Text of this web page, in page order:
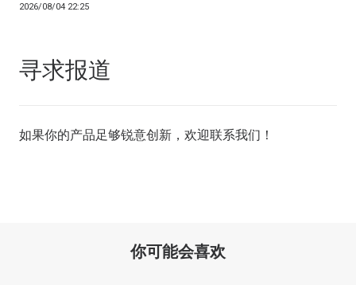
2026/08/04 22:25
寻求报道
如果你的产品足够锐意创新，欢迎联系我们 ！
你可能会喜欢